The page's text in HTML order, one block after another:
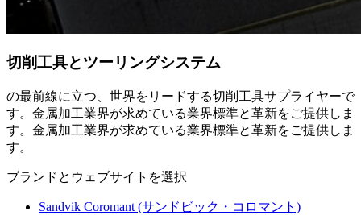
切削工具とツーリングシステム
の最前線に立つ、世界をリードする切削工具サプライヤーで
す。金属加工業界が求めている業界標準と革新をご提供しま
す。金属加工業界が求めている業界標準と革新をご提供しま
す。
ブランドとウェブサイトを選択
Sandvik Coromant (サンドビック・コロマント)